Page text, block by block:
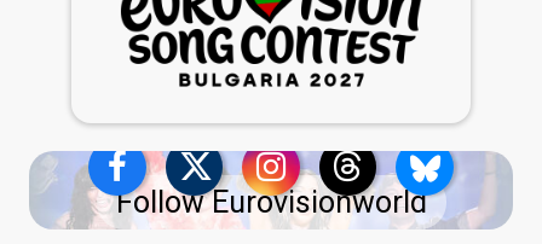
Follow Eurovisionworld